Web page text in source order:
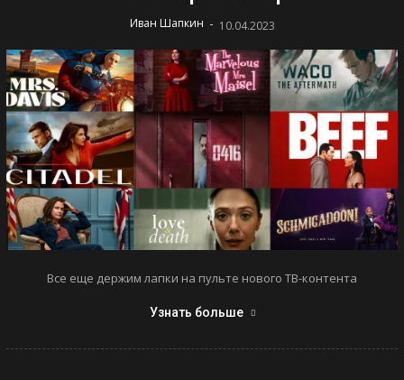
Иван Шапкин - 10.04.2023
Все еще держим лапки на пульте нового ТВ-контента
Узнать больше